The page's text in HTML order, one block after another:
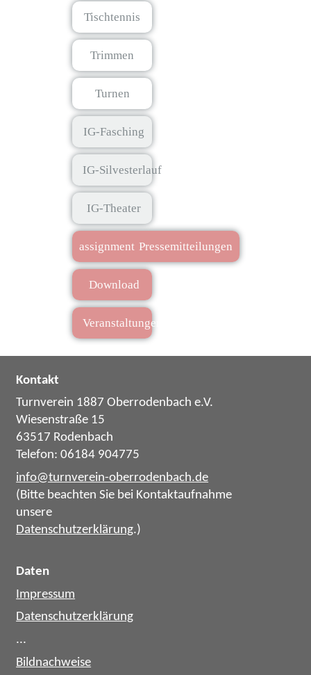
Tischtennis
Trimmen
Turnen
IG-Fasching
IG-Silvesterlauf
IG-Theater
assignment Pressemitteilungen
Download
Veranstaltungen
Kontakt
Turnverein 1887 Oberrodenbach e.V.
Wiesenstraße 15
63517 Rodenbach
Telefon: 06184 904775
info@turnverein-oberrodenbach.de
(Bitte beachten Sie bei Kontaktaufnahme
unsere
Datenschutzerklärung.)
Daten
Impressum
Datenschutzerklärung
...
Bildnachweise